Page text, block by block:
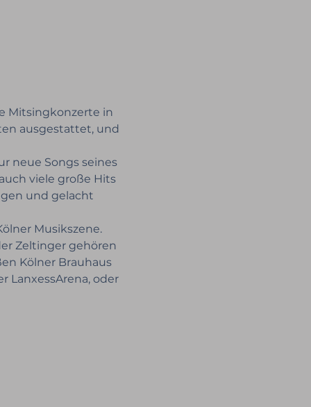
Mitsingkonzerte in
ausgestattet, und
neue Songs seines
viele große Hits
und gelacht
Musikszene.
Zeltinger gehören
Kölner Brauhaus
LanxessArena, oder